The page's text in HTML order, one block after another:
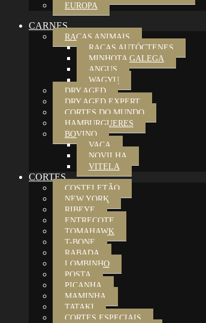
EUROPA
CARNES
RAÇAS ANIMAIS
RAÇAS AUTÓCTENES
MINHOTA GALEGA
ANGUS
WAGYU
DRY AGED
DRY AGED EXPERT
CORTES DO MUNDO
HAMBURGUERES
BOVINO
VACA
NOVILHA
VITELA
CORTES
COSTELETÃO
NEW YORK
RIBEYE
ENTRECOTE
TOMAHAWK
T-BONE
RABADA
LOMBINHO
POSTA
PICANHA
MAMINHA
TATAKI
CORTES ESPECIAIS